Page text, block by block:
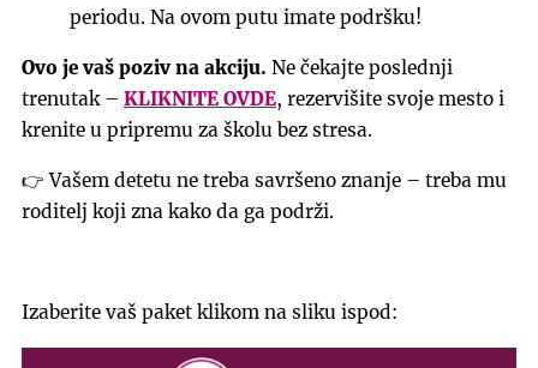
periodu. Na ovom putu imate podršku!
Ovo je vaš poziv na akciju. Ne čekajte poslednji
trenutak – KLIKNITE OVDE, rezervišite svoje mesto i
krenite u pripremu za školu bez stresa.
👉 Vašem detetu ne treba savršeno znanje – treba mu
roditelj koji zna kako da ga podrži.
Izaberite vaš paket klikom na sliku ispod: